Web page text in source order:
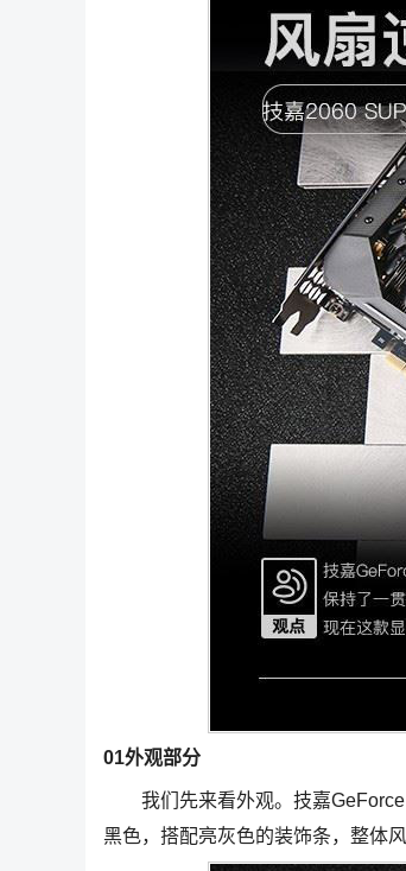
01外观部分
我们先来看外观。技嘉GeForce
黑色，搭配亮灰色的装饰条，整体